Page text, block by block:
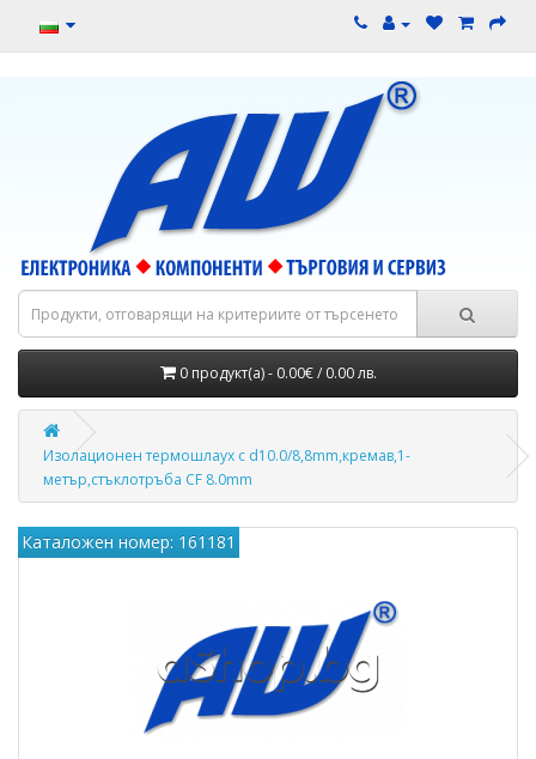
0 продукт(а) - 0.00€ / 0.00 лв.
Изолационен термошлаух с d10.0/8,8mm,кремав,1-
метър,стъклотръба CF 8.0mm
Каталожен номер: 161181